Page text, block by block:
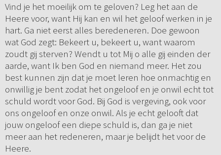
Vind je het moeilijk om te geloven? Leg het aan de
Heere voor, want Hij kan en wil het geloof werken in je
hart. Ga niet eerst alles beredeneren. Doe gewoon
wat God zegt: Bekeert u, bekeert u, want waarom
zoudt gij sterven? Wendt u tot Mij o alle gij einden der
aarde, want Ik ben God en niemand meer. Het zou
best kunnen zijn dat je moet leren hoe onmachtig en
onwillig je bent zodat het ongeloof en je onwil echt tot
schuld wordt voor God. Bij God is vergeving, ook voor
ons ongeloof en onze onwil. Als je echt gelooft dat
jouw ongeloof een diepe schuld is, dan ga je niet
meer aan het redeneren, maar je belijdt het voor de
Heere.